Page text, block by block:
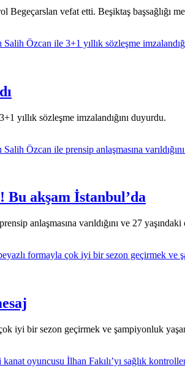
vefat etti. Beşiktaş başsağlığı
yıllık sözleşme imzalandığını duyurdu.
Bu akşam İstanbul’da
anlaşmasına varıldığını ve 27
iyi bir sezon geçirmek ve şampiyonluk